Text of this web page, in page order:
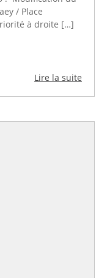
/ Place
à droite […]
Lire la suite